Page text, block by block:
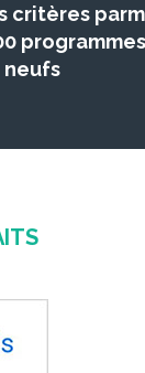
critères
programmes
neufs